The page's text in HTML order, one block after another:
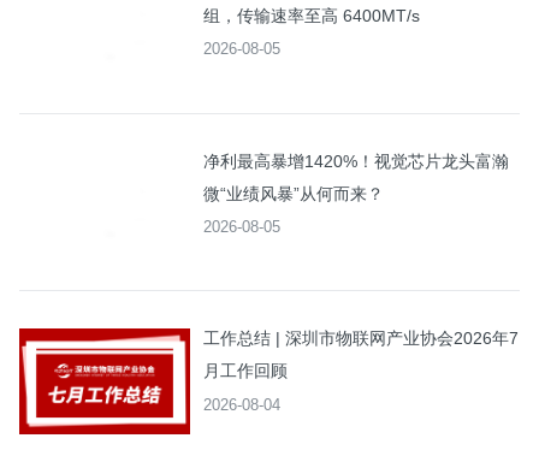
组，传输速率至高 6400MT/s
2026-08-05
净利最高暴增1420%！视觉芯片龙头富瀚
微“业绩风暴”从何而来？
2026-08-05
工作总结 | 深圳市物联网产业协会2026年7
月工作回顾
2026-08-04